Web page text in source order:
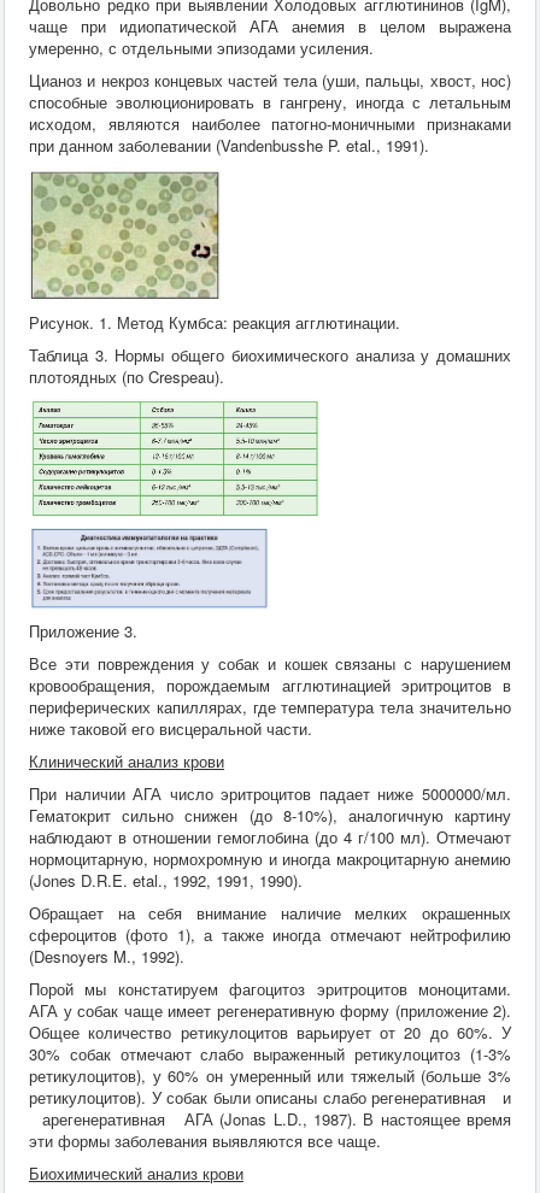
чаще при идиопатической АГА анемия в целом выражена
умеренно, с отдельными эпизодами усиления.
Цианоз и некроз концевых частей тела (уши, пальцы, хвост, нос)
способные эволюционировать в гангрену, иногда с летальным
исходом, являются наиболее патогно-моничными признаками
при данном заболевании (Vandenbusshe P. etal., 1991).
Рисунок. 1. Метод Кумбса: реакция агглютинации.
Таблица 3. Нормы общего биохимического анализа у домашних
плотоядных (по Crespeau).
Приложение 3.
Все эти повреждения у собак и кошек связаны с нарушением
кровообращения, порождаемым агглютинацией эритроцитов в
периферических капиллярах, где температура тела значительно
ниже таковой его висцеральной части.
Клинический анализ крови
При наличии АГА число эритроцитов падает ниже 5000000/мл.
Гематокрит сильно снижен (до 8-10%), аналогичную картину
наблюдают в отношении гемоглобина (до 4 г/100 мл). Отмечают
нормоцитарную, нормохромную и иногда макроцитарную анемию
(Jones D.R.E. etal., 1992, 1991, 1990).
Обращает на себя внимание наличие мелких окрашенных
сфероцитов (фото 1), а также иногда отмечают нейтрофилию
(Desnoyers M., 1992).
Порой мы констатируем фагоцитоз эритроцитов моноцитами.
АГА у собак чаще имеет регенеративную форму (приложение 2).
Общее количество ретикулоцитов варьирует от 20 до 60%. У
30% собак отмечают слабо выраженный ретикулоцитоз (1-3%
ретикулоцитов), у 60% он умеренный или тяжелый (больше 3%
ретикулоцитов). У собак были описаны слабо регенеративная и
арегенеративная АГА (Jonas L.D., 1987). В настоящее время
эти формы заболевания выявляются все чаще.
Биохимический анализ крови